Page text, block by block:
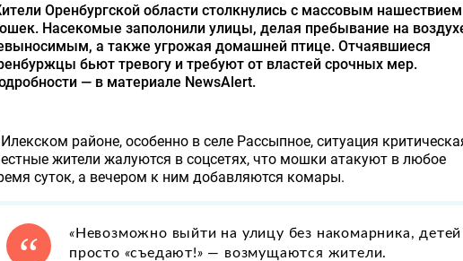
Оренбургской области столкнулись с массовым нашествием
Насекомые заполонили улицы, делая пребывание на
а также угрожая домашней птице. Отчаявшиеся
бьют тревогу и требуют от властей срочных мер.
— в материале NewsAlert.
районе, особенно в селе Рассыпное, ситуация
жители жалуются в соцсетях, что мошки атакуют в любое
суток, а вечером к ним добавляются комары.
«Невозможно выйти на улицу без накомарника, детей
просто «съедают!» — возмущаются жители.